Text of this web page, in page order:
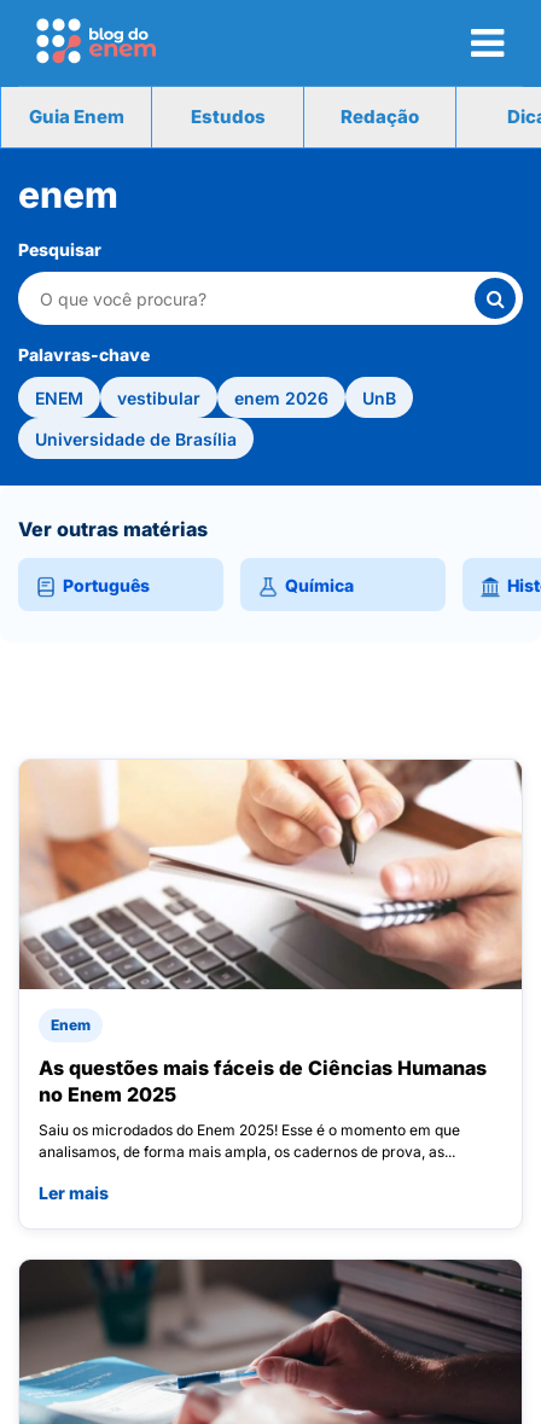
Guia Enem Estudos Redação
enem
Pesquisar
Palavras-chave
ENEM vestibular enem 2026
UnB
Universidade de Brasília
Ver outras matérias
Português Química
Enem
As questões mais fáceis de Ciências Humanas
no Enem 2025
Saiu os microdados do Enem 2025! Esse é o momento em que
analisamos, de forma mais ampla, os cadernos de prova, as...
Ler mais